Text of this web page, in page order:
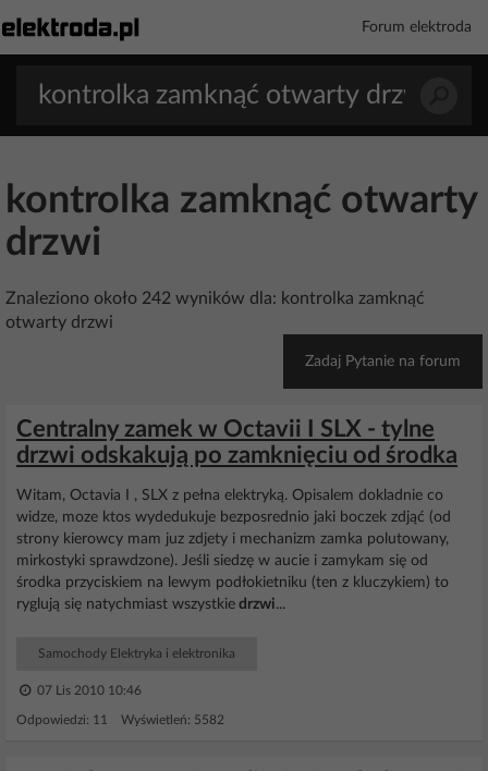
Forum elektroda
kontrolka zamknąć otwarty
drzwi
Znaleziono około 242 wyników dla: kontrolka zamknąć
otwarty drzwi
Zadaj Pytanie na forum
Centralny zamek w Octavii I SLX - tylne
drzwi odskakują po zamknięciu od środka
Witam, Octavia I , SLX z pełna elektryką. Opisalem dokladnie co
widze, moze ktos wydedukuje bezposrednio jaki boczek zdjąć (od
strony kierowcy mam juz zdjety i mechanizm zamka polutowany,
mirkostyki sprawdzone). Jeśli siedzę w aucie i zamykam się od
środka przyciskiem na lewym podłokietniku (ten z kluczykiem) to
ryglują się natychmiast wszystkie drzwi...
Samochody Elektryka i elektronika
07 Lis 2010 10:46
Odpowiedzi: 11 Wyświetleń: 5582